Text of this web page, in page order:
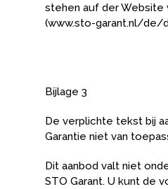
stehen auf der Website
(www.sto-garant.nl/de/
Bijlage 3
De verplichte tekst bij
Garantie niet van
Dit aanbod valt niet
STO Garant. U kunt de